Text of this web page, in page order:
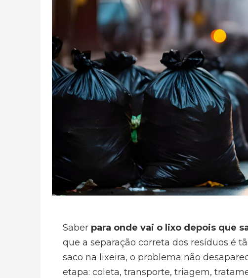
Saber para onde vai o lixo depois que
que a separação correta dos resíduos é
saco na lixeira, o problema não
etapa: coleta, transporte, triagem,